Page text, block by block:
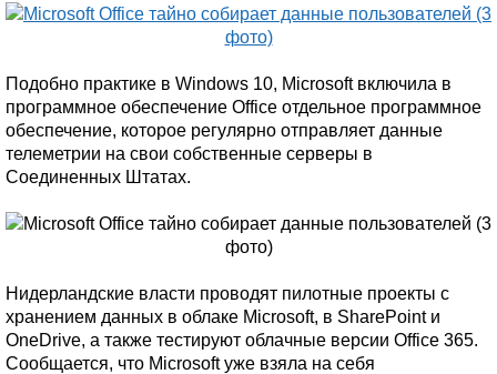
Подобно практике в Windows 10, Microsoft включила в
программное обеспечение Office отдельное программное
обеспечение, которое регулярно отправляет данные
телеметрии на свои собственные серверы в
Соединенных Штатах.
Нидерландские власти проводят пилотные проекты с
хранением данных в облаке Microsoft, в SharePoint и
OneDrive, а также тестируют облачные версии Office 365.
Сообщается, что Microsoft уже взяла на себя